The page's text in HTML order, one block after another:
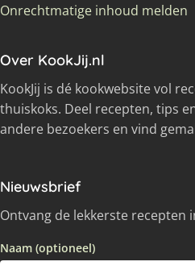
Onrechtmatige inhoud melden
Over KookJij.nl
KookJij is dé kookwebsite vol
thuiskoks. Deel recepten, tips
andere bezoekers en vind
Nieuwsbrief
Ontvang de lekkerste recepten
Naam (optioneel)